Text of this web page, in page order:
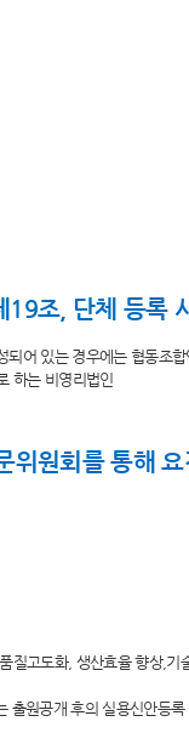
19조, 단체 등록
되어 있는 경우에는 협동조
하는 비영리법인
위원회를 통해
고도화, 생산효율 향상,
원공개 후의 실용신안등